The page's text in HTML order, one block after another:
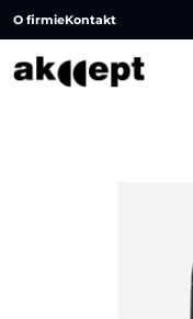
O firmieKontakt